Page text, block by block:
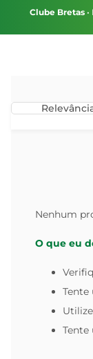
Clube Bretas
Nenhum
O que eu
Tente
Tente